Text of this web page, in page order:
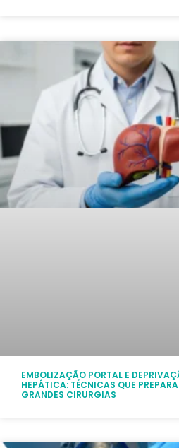
EMBOLIZAÇÃO PORTAL E
HEPÁTICA: TÉCNICAS QUE
GRANDES CIRURGIAS